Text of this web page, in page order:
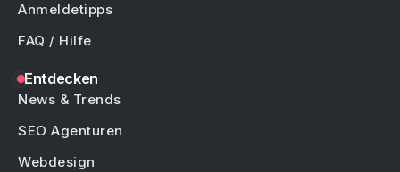
Anmeldetipps
FAQ / Hilfe
Entdecken
News & Trends
SEO Agenturen
Webdesign